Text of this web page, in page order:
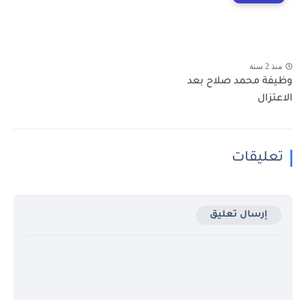
منذ 2 سنة
وظيفة محمد صلاح بعد
الاعتزال
تعليقات
إرسال تعليق